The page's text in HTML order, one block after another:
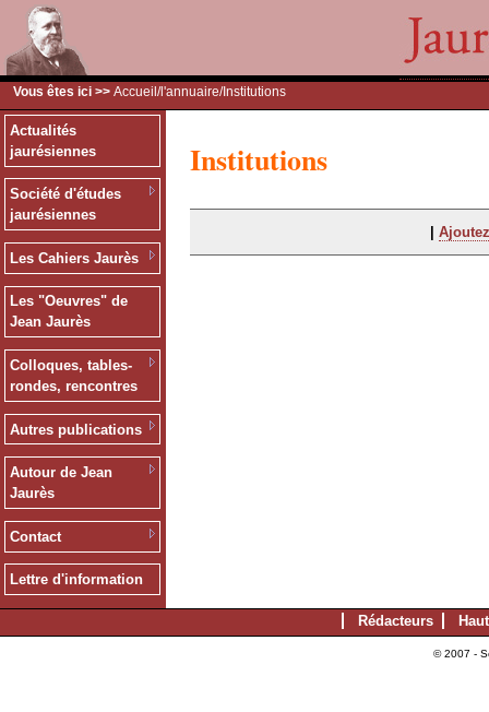
Vous êtes ici >> Accueil /l'annuaire/Institutions
Actualités
jaurésiennes
Société d'études
jaurésiennes
Les Cahiers Jaurès
Les "Oeuvres" de
Jean Jaurès
Colloques, tables-
rondes, rencontres
Autres publications
Autour de Jean
Jaurès
Contact
Lettre d'information
Institutions
|
Rédacteurs
© 2007 -